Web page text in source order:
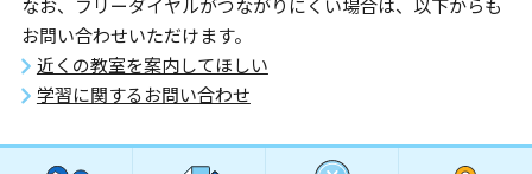
なお、フリーダイヤルがつながりにくい場合は、以下からも
お問い合わせいただけます。
近くの教室を案内してほしい
学習に関するお問い合わせ